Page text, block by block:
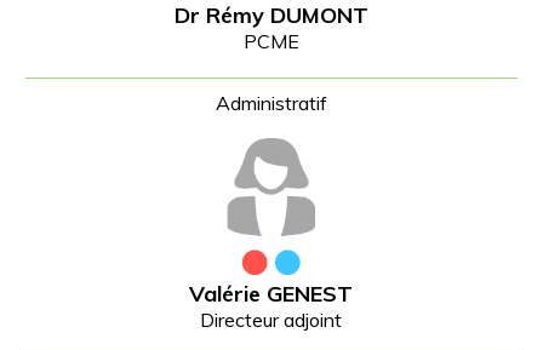
Dr Rémy DUMONT
PCME
Valérie GENEST
Directeur adjoint